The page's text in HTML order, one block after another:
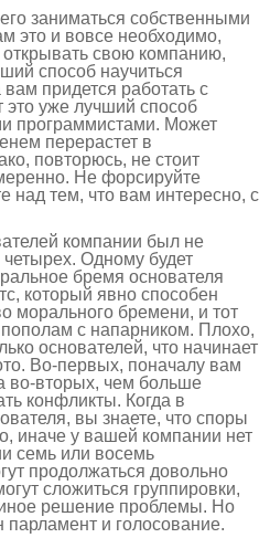
заниматься собственными
это и вовсе необходимо,
свою компанию,
способ научиться
придется работать с
это уже лучший способ
программистами. Может
перерастет в
повторюсь, не стоит
Не форсируйте
над тем, что вам интересно, с
компании был не
Одному будет
бремя основателя
который явно способен
морального бремени, и тот
с напарником. Плохо,
основателей, что начинает
Во-первых, поначалу вам
во-вторых, чем больше
конфликты. Когда в
вы знаете, что споры
иначе у вашей компании нет
семь или восемь
продолжаться довольно
сложиться группировки,
решение проблемы. Но
и голосование.